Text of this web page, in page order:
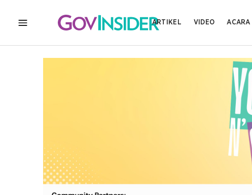
MENU
ARTIKEL VIDEO ACARA